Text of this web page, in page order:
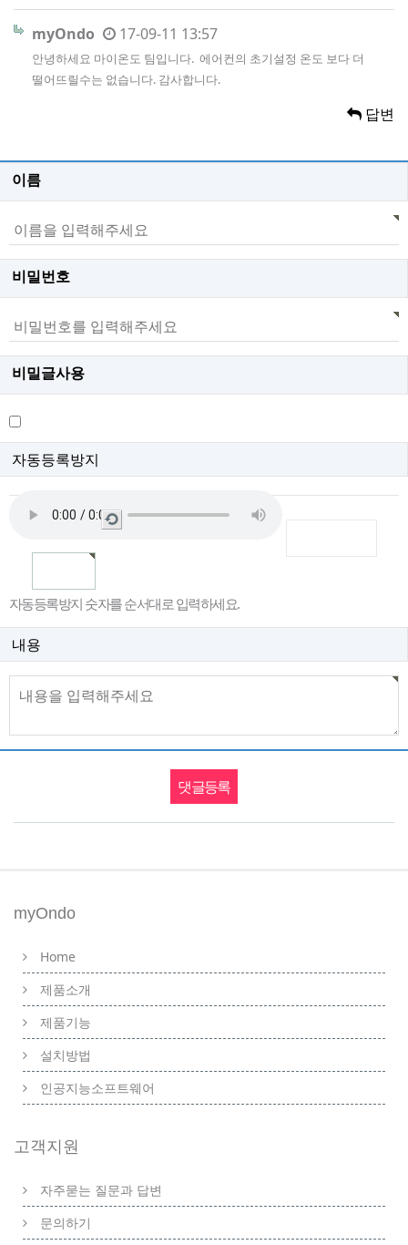
myOndo 17-09-11 13:57
안녕하세요 마이온도 팀입니다. 에어컨의 초기설정 온도 보다 더
떨어뜨릴수는 없습니다. 감사합니다.
답변
이름
비밀번호
비밀글사용
자동등록방지
새
자동등록방지 숫자를 순서대로 입력하세요.
내용
myOndo
Home
제품소개
제품기능
설치방법
인공지능소프트웨어
고객지원
자주묻는 질문과 답변
문의하기